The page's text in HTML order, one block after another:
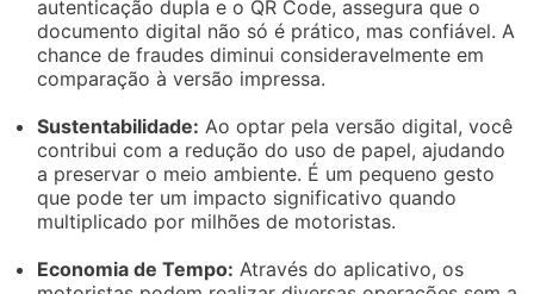
autenticação dupla e o QR Code, assegura que o
documento digital não só é prático, mas confiável. A
chance de fraudes diminui consideravelmente em
comparação à versão impressa.
Sustentabilidade: Ao optar pela versão digital, você
contribui com a redução do uso de papel, ajudando
a preservar o meio ambiente. É um pequeno gesto
que pode ter um impacto significativo quando
multiplicado por milhões de motoristas.
Economia de Tempo: Através do aplicativo, os